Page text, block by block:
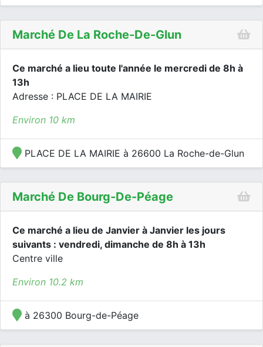
Marché De La Roche-De-Glun
Ce marché a lieu toute l'année le mercredi de 8h à
13h
Adresse : PLACE DE LA MAIRIE
Environ 10 km
PLACE DE LA MAIRIE à 26600 La Roche-de-Glun
Marché De Bourg-De-Péage
Ce marché a lieu de Janvier à Janvier les jours
suivants : vendredi, dimanche de 8h à 13h
Centre ville
Environ 10.2 km
à 26300 Bourg-de-Péage